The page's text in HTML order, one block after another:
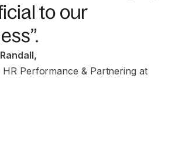
to our
,
HR Performance & Partnering at